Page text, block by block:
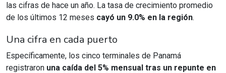
las cifras de hace un año. La tasa de crecimiento promedio
de los últimos 12 meses cayó un 9.0% en la región.
Una cifra en cada puerto
Específicamente, los cinco terminales de Panamá
registraron una caída del 5% mensual tras un repunte en